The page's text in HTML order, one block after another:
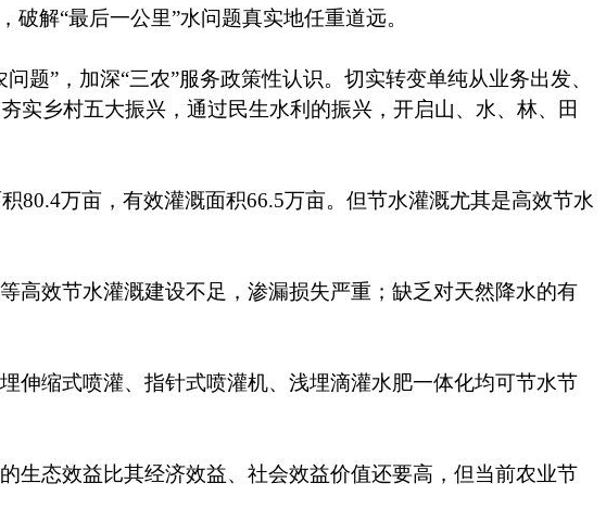
破解“最后一公里”水问题真实地任重道远。
问题”，加深“三农”服务政策性认识。切实转变单纯从业务出发、
实乡村五大振兴，通过民生水利的振兴，开启山、水、林、田
80.4万亩，有效灌溉面积66.5万亩。但节水灌溉尤其是高效节水
高效节水灌溉建设不足，渗漏损失严重；缺乏对天然降水的有
伸缩式喷灌、指针式喷灌机、浅埋滴灌水肥一体化均可节水节
生态效益比其经济效益、社会效益价值还要高，但当前农业节